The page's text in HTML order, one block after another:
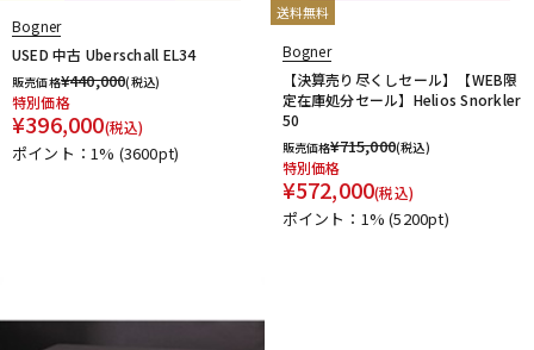
アンプ
DJ機器
レコーディング機器
Bogner
USED 中古 Uberschall EL34
販売価格¥440,000(税込)
特別価格
¥396,000(税込)
ポイント：1% (3600pt)
送料無料
Bogner
【決算売り尽くしセール】【WEB限
定在庫処分セール】Helios Snorkler
50
販売価格¥715,000(税込)
特別価格
¥572,000(税込)
ポイント：1%(5200pt)